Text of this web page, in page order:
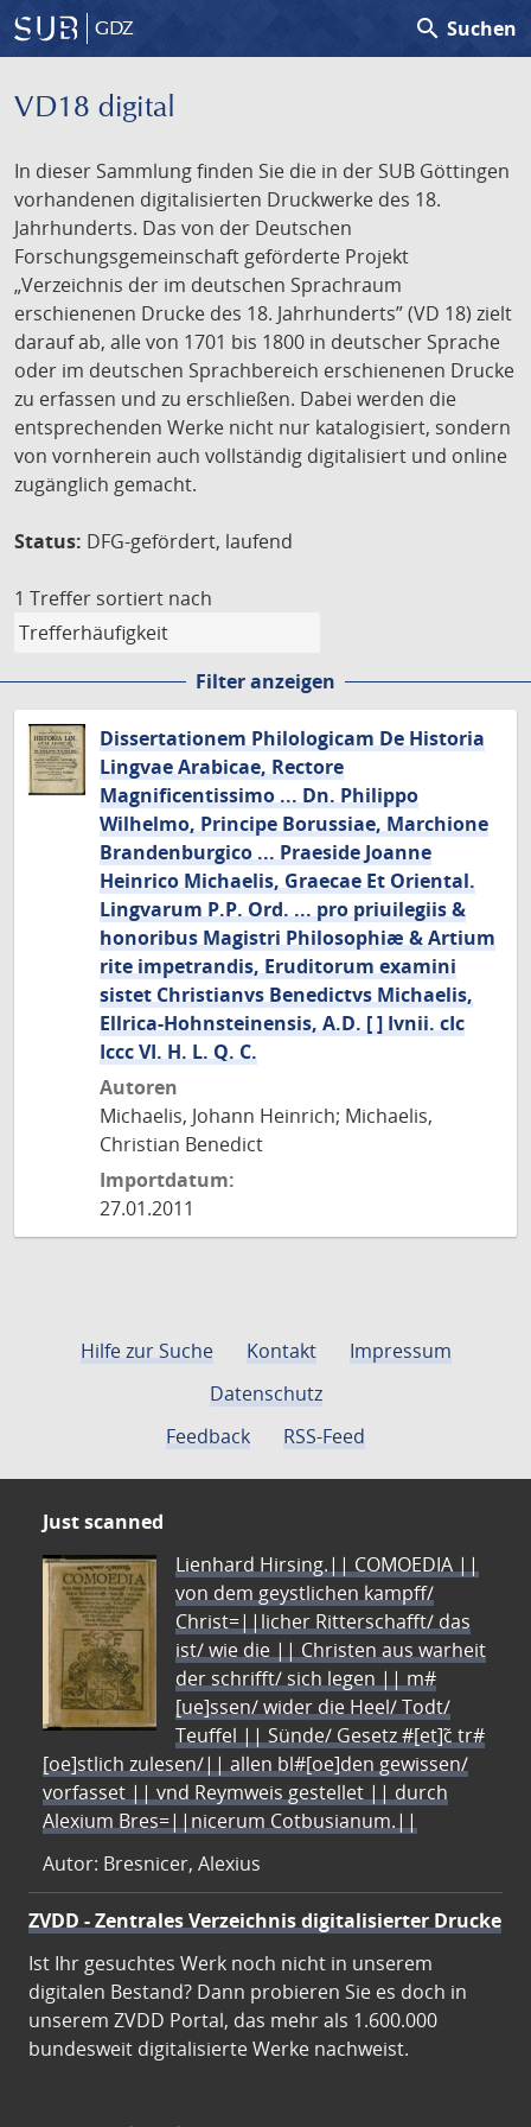
GDZ search Suchen
VD18 digital
In dieser Sammlung finden Sie die in der SUB Göttingen
vorhandenen digitalisierten Druckwerke des 18.
Jahrhunderts. Das von der Deutschen
Forschungsgemeinschaft geförderte Projekt
„Verzeichnis der im deutschen Sprachraum
erschienenen Drucke des 18. Jahrhunderts” (VD 18) zielt
darauf ab, alle von 1701 bis 1800 in deutscher Sprache
oder im deutschen Sprachbereich erschienenen Drucke
zu erfassen und zu erschließen. Dabei werden die
entsprechenden Werke nicht nur katalogisiert, sondern
von vornherein auch vollständig digitalisiert und online
zugänglich gemacht.
Status: DFG-gefördert, laufend
1 Treffer sortiert nach
Filter anzeigen
Dissertationem Philologicam De Historia
Lingvae Arabicae, Rectore
Magnificentissimo ... Dn. Philippo
Wilhelmo, Principe Borussiae, Marchione
Brandenburgico ... Praeside Joanne
Heinrico Michaelis, Graecae Et Oriental.
Lingvarum P.P. Ord. ... pro priuilegiis &
honoribus Magistri Philosophiæ & Artium
rite impetrandis, Eruditorum examini
sistet Christianvs Benedictvs Michaelis,
Ellrica-Hohnsteinensis, A.D. [ ] Ivnii. cIc
Iccc VI. H. L. Q. C.
Autoren
Michaelis, Johann Heinrich; Michaelis,
Christian Benedict
Importdatum:
27.01.2011
Hilfe zur Suche Kontakt
Impressum
Datenschutz
Feedback
RSS-Feed
Just scanned
Lienhard Hirsing.|| COMOEDIA ||
von dem geystlichen kampff/
Christ=||licher Ritterschafft/ das
ist/ wie die || Christen aus warheit
der schrifft/ sich legen || m#
[ue]ssen/ wider die Heel/ Todt/
Teuffel || Sünde/ Gesetz #[et]c̃ tr#
[oe]stlich zulesen/|| allen bl#[oe]den gewissen/
vorfasset || vnd Reymweis gestellet || durch
Alexium Bres=||nicerum Cotbusianum.||
Autor: Bresnicer, Alexius
ZVDD - Zentrales Verzeichnis digitalisierter Drucke
Ist Ihr gesuchtes Werk noch nicht in unserem
digitalen Bestand? Dann probieren Sie es doch in
unserem ZVDD Portal, das mehr als 1.600.000
bundesweit digitalisierte Werke nachweist.